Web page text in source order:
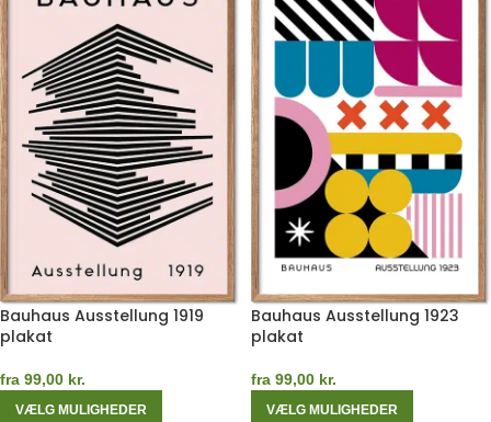
Bauhaus Ausstellung 1919
plakat
fra 99,00 kr.
VÆLG MULIGHEDER
Bauhaus Ausstellung 1923
plakat
fra 99,00 kr.
VÆLG MULIGHEDER